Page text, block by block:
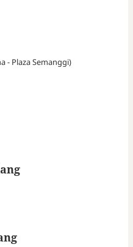
- Plaza Semanggi)